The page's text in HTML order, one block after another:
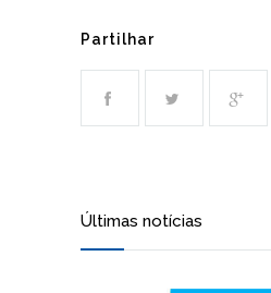
Partilhar
Últimas notícias